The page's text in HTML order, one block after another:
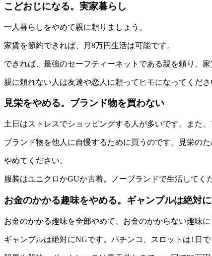
こどおじになる。実家暮らし
一人暮らしをやめて親に頼りましょう。
家賃を節約できれば、月8万円生活は可能です。
できれば、最強のセーフティーネットである親を頼り、
親に頼れない人は友達や恋人に頼ってヒモになってくだ
見栄をやめる。ブランド物を買わない
土日はストレスでショッピングする人が多いです。また
ブランド物を他人に自慢するために買うのです。見栄の
やめてください。
服装はユニクロかGUか古着。ノーブランドで生活してく
お金のかかる趣味をやめる。ギャンブルは絶対
お金のかかる趣味を全部やめて、お金のかからない趣味に
ギャンブルは絶対にNGです。パチンコ、スロットは1日で